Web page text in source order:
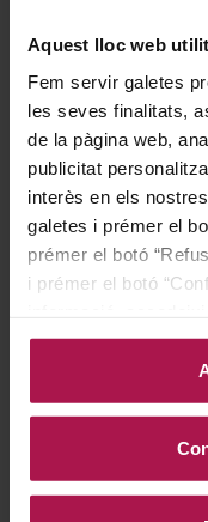
Aquest lloc web
Fem servir galetes
les seves finalitats,
de la pàgina web,
publicitat
interès en els
galetes i prémer el
prémer el botó
i prémer el botó
profunditat els
amb una rica
Ideal per
harmonia al paladar.